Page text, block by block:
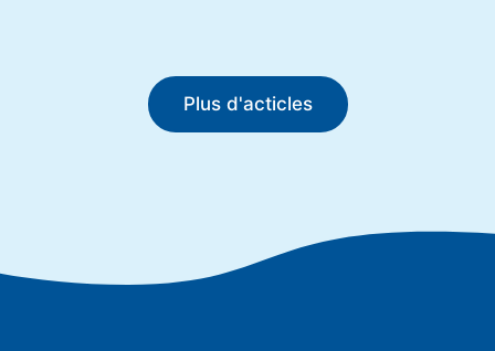
Plus d'acticles